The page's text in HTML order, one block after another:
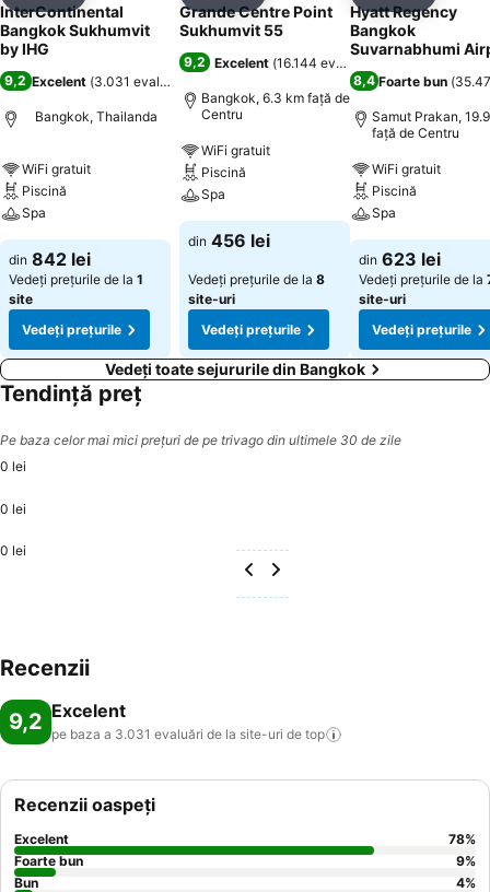
InterContinental
Bangkok Sukhumvit
by IHG
9,2 Excelent (3.031 evaluări
Bangkok, Thailanda
WiFi gratuit
Piscină
Spa
din 842 lei
Vedeți prețurile de la 1
site
Vedeți prețurile
Grande Centre Point
Sukhumvit 55
9,2 Excelent (16.144 evaluări
Bangkok, 6.3 km faţă de
Centru
WiFi gratuit
Piscină
Spa
din 456 lei
Vedeți prețurile de la 8
site-uri
Vedeți prețurile
Hyatt Regency
Bangkok
Suvarnabhumi
8,4 Foarte bun (
Samut Prakan,
faţă de Centru
WiFi gratuit
Piscină
Spa
din 623 lei
Vedeți prețurile de la
site-uri
Vedeți prețurile
Vedeți toate sejururile din Bangkok
Tendință preț
Pe baza celor mai mici prețuri de pe trivago din ultimele 30 de zile
0 lei
0 lei
0 lei
Recenzii
9,2 Excelent
pe baza a 3.031 evaluări de la site-uri de top
Recenzii oaspeți
Excelent 78%
Foarte bun
9%
Bun
4%